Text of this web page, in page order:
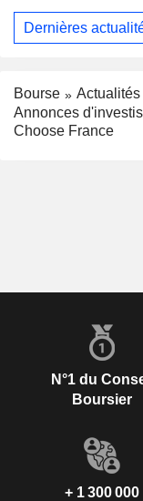
Dernières
Bourse
Annonces
Choose France
N°1 du
Boursier
+ 1 300 000